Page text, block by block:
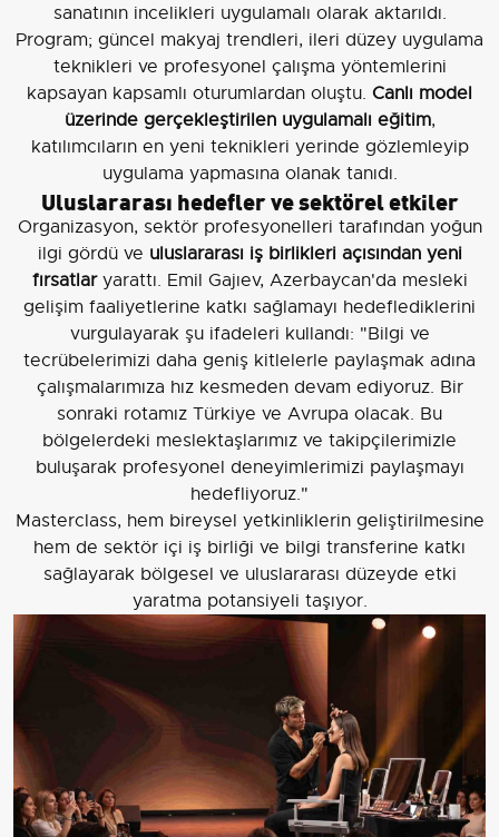
sanatının incelikleri uygulamalı olarak aktarıldı.
Program; güncel makyaj trendleri, ileri düzey uygulama
teknikleri ve profesyonel çalışma yöntemlerini
kapsayan kapsamlı oturumlardan oluştu. Canlı model
üzerinde gerçekleştirilen uygulamalı eğitim,
katılımcıların en yeni teknikleri yerinde gözlemleyip
uygulama yapmasına olanak tanıdı.
Uluslararası hedefler ve sektörel etkiler
Organizasyon, sektör profesyonelleri tarafından yoğun
ilgi gördü ve uluslararası iş birlikleri açısından yeni
fırsatlaryarattı. Emil Gajıev, Azerbaycan'da mesleki
gelişim faaliyetlerine katkı sağlamayı hedeflediklerini
vurgulayarak şu ifadeleri kullandı: "Bilgi ve
tecrübelerimizi daha geniş kitlelerle paylaşmak adına
çalışmalarımıza hız kesmeden devam ediyoruz. Bir
sonraki rotamız Türkiye ve Avrupa olacak. Bu
bölgelerdeki meslektaşlarımız ve takipçilerimizle
buluşarak profesyonel deneyimlerimizi paylaşmayı
hedefliyoruz."
Masterclass, hem bireysel yetkinliklerin geliştirilmesine
hem de sektör içi iş birliği ve bilgi transferine katkı
sağlayarak bölgesel ve uluslararası düzeyde etki
yaratma potansiyeli taşıyor.